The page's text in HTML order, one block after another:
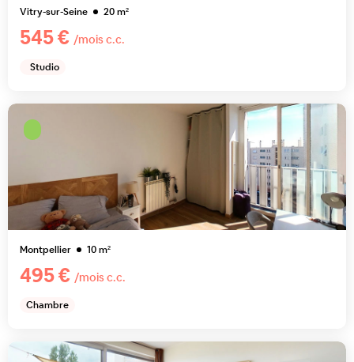
Vitry-sur-Seine 20m²
545 € /mois c.c.
Studio
Montpellier 10m²
495 € /mois c.c.
Chambre